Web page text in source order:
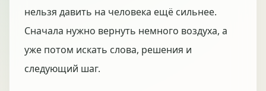
нельзя давить на человека ещё сильнее.
Сначала нужно вернуть немного воздуха, а
уже потом искать слова, решения и
следующий шаг.